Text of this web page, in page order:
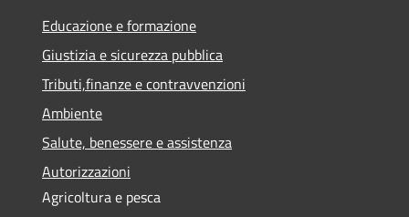
Educazione e formazione
Giustizia e sicurezza pubblica
Tributi,finanze e contravvenzioni
Ambiente
Salute, benessere e assistenza
Autorizzazioni
Agricoltura e pesca